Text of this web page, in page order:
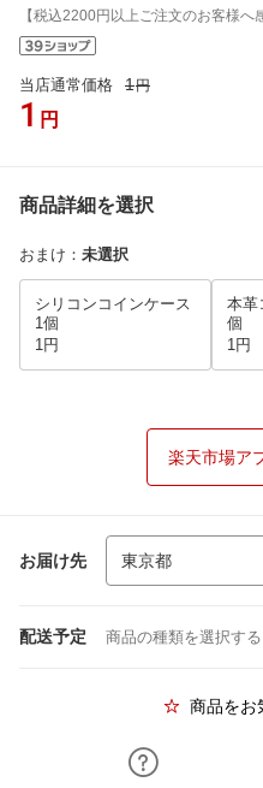
【税込2200円以上ご注文のお客様
当店通常価格 1円
1 円
商品詳細を選択
おまけ ： 未選択
シリコンコインケース
1個
1円
本革
個
1円
楽天市場ア
お届け先
配送予定 商品の種類を選択す
商品をお